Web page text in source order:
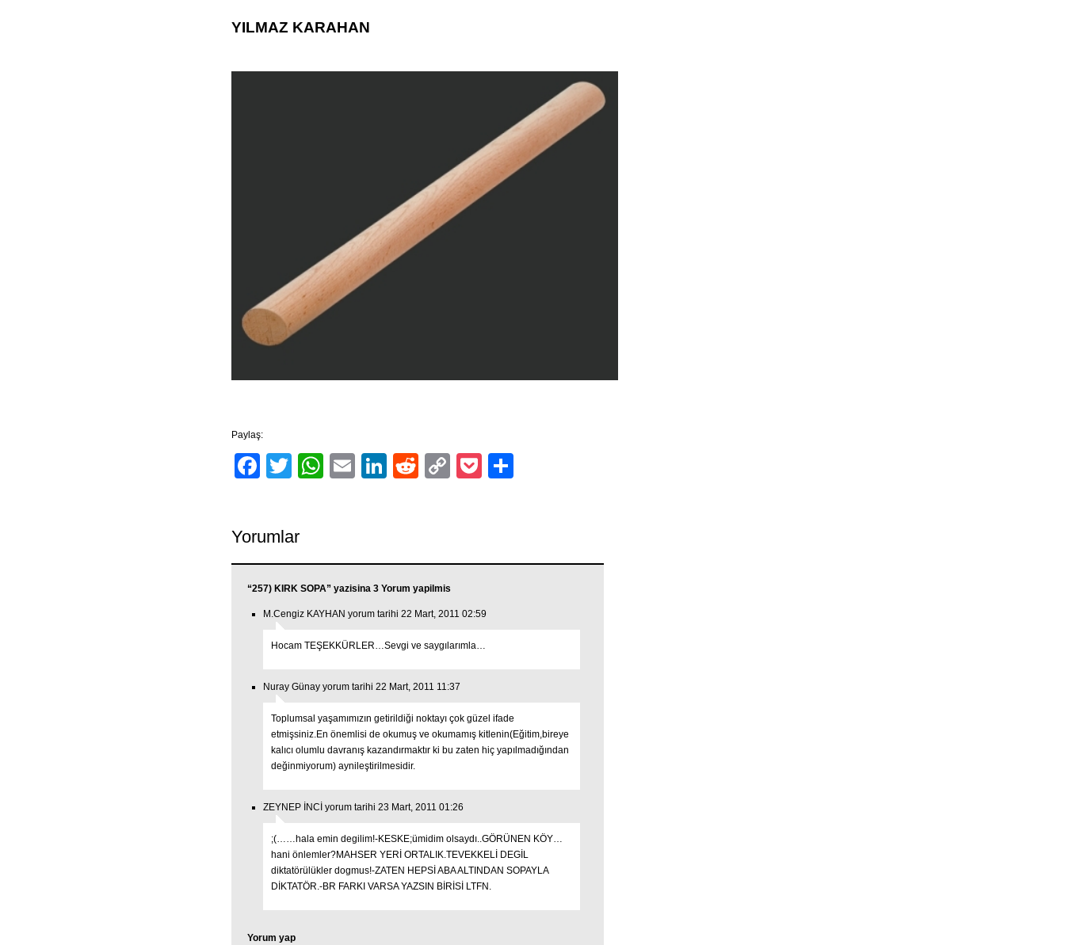
YILMAZ KARAHAN
Paylaş:
Facebook
TwitterWhatsApp
EmailLinkedIn
RedditCopyPocket
Yorumlar
“257) KIRK SOPA” yazisina 3 Yorum yapilmis
M.Cengiz KAYHAN yorum tarihi 22 Mart, 2011 02:59
Hocam TEŞEKKÜRLER…Sevgi ve saygılarımla…
Nuray Günay yorum tarihi 22 Mart, 2011 11:37
Toplumsal yaşamımızın getirildiği noktayı çok güzel ifade
etmişsiniz.En önemlisi de okumuş ve okumamış kitlenin(Eğitim,bireye
kalıcı olumlu davranış kazandırmaktır ki bu zaten hiç yapılmadığından
değinmiyorum) aynileştirilmesidir.
ZEYNEP İNCİ yorum tarihi 23 Mart, 2011 01:26
;(……hala emin degilim!-KESKE;ümidim olsaydı..GÖRÜNEN KÖY…
hani önlemler?MAHSER YERİ ORTALIK.TEVEKKELİ DEGİL
diktatörülükler dogmus!-ZATEN HEPSİ ABA ALTINDAN SOPAYLA
DİKTATÖR.-BR FARKI VARSA YAZSIN BİRİSİ LTFN.
Yorum yap